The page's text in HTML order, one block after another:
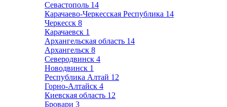
Севастополь 14
Карачаево-Черкесская Республика 14
Черкесск 8
Карачаевск 1
Архангельская область 14
Архангельск 8
Северодвинск 4
Новодвинск 1
Республика Алтай 12
Горно-Алтайск 4
Киевская область 12
Бровари 3